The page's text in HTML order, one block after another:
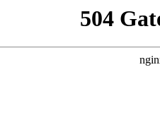
504